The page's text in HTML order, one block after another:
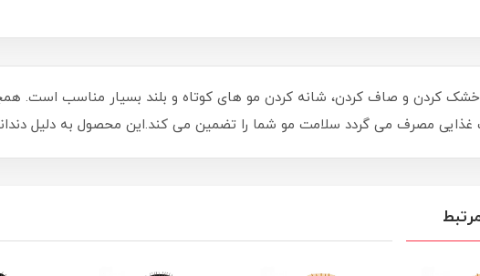
خشک کردن و صاف کردن، شانه کردن مو های کوتاه و بلند بسیار مناسب است.
غذایی مصرف می گردد سلامت مو شما را تضمین می کند.این محصول به دلیل